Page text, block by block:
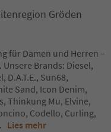
Gröden
für Damen und Herren –
Brands: Diesel,
D.A.T.E., Sun68,
Sand, Icon Denim,
Thinkung Mu, Elvine,
Codello, Curling,
Lies mehr